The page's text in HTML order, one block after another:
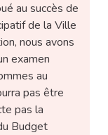
au succès de
de la Ville
nous avons
examen
au
pas être
pas la
Budget